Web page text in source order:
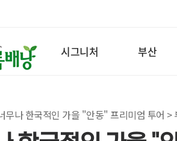
시그니처 부산
무나 한국적인 가을 "안동" 프리미엄 투어 >